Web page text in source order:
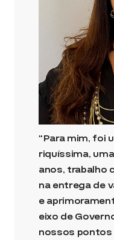
“Para mim, foi
riquíssima,
anos, trabalho
na entrega de
e
eixo de
nossos